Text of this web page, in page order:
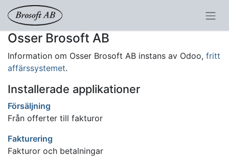
Osser Brosoft AB
Information om Osser Brosoft AB instans av Odoo, fritt
affärssystemet.
Installerade applikationer
Försäljning
Från offerter till fakturor
Fakturering
Fakturor och betalningar